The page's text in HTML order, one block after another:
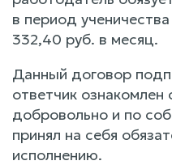
в период
332,40 руб. в месяц.
Данный договор
ответчик
добровольно и по
принял на себя
исполнению.